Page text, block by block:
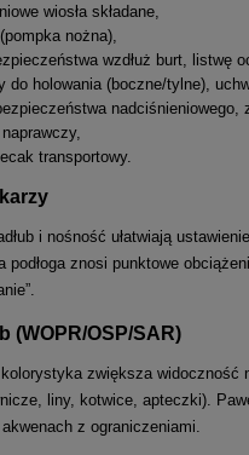
wiosła składane,
nożna),
wzdłuż burt, listwę
do holowania (boczne/tylne),
nadciśnieniowego,
transportowy.
i nośność ułatwiają
podłoga znosi punktowe
(WOPR/OSP/SAR)
zwiększa widoczność
liny, kotwice, apteczki).
akwenach z ograniczeniami.